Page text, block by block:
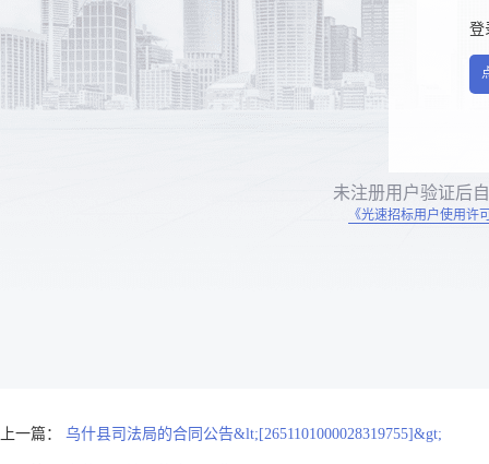
登
未注册用户验证后
《光速招标用户使用许
上一篇： 乌什县司法局的合同公告&lt;[2651101000028319755]&gt;